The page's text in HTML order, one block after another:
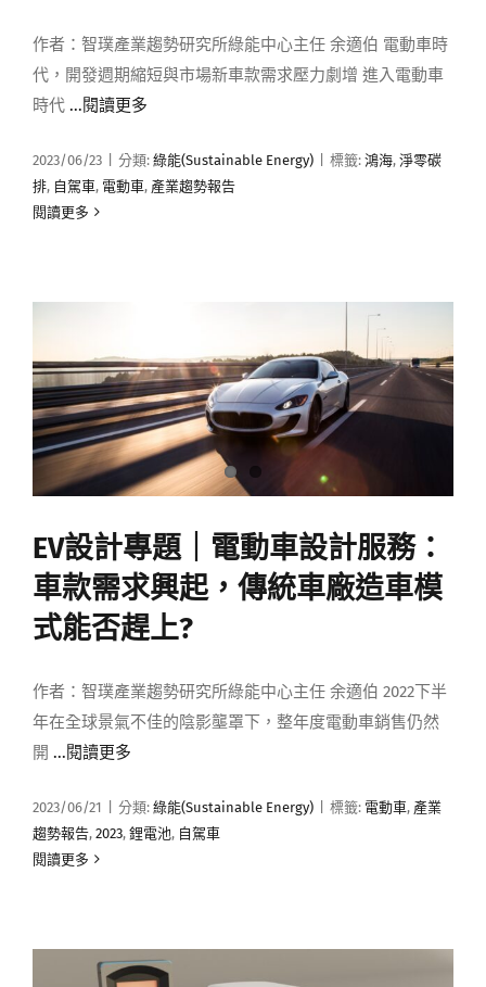
作者：智璞產業趨勢研究所綠能中心主任 余適伯 電動車時
代，開發週期縮短與市場新車款需求壓力劇增 進入電動車
時代 ...閱讀更多
2023/06/23 分類: 綠能(Sustainable Energy) 標籤: 鴻海, 淨零碳
排, 自駕車, 電動車, 產業趨勢報告
閱讀更多
EV設計專題｜電動車設計服務：
車款需求興起，傳統車廠造車模
式能否趕上?
作者：智璞產業趨勢研究所綠能中心主任 余適伯 2022下半
年在全球景氣不佳的陰影壟罩下，整年度電動車銷售仍然
開 ...閱讀更多
2023/06/21 分類: 綠能(Sustainable Energy) 標籤: 電動車, 產業
趨勢報告, 2023, 鋰電池, 自駕車
閱讀更多